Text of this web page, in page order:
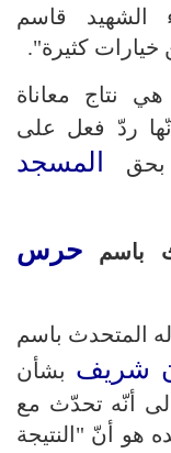
الشهيد قاسم
خيارات كثيرة".
هي نتاج معاناة
ردّ فعل على
بحق
المسجد
باسم حرس
المتحدث باسم
شريف بشأن
أنّه تحدّث مع
هو أنّ "النتيجة